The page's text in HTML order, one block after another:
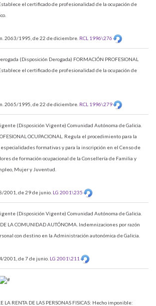
el certificado de profesionalidad de la ocupación de
2063/1995, de 22 de diciembre. RCL 1996\276
(Disposición Derogada) FORMACIÓN PROFESIONAL
el certificado de profesionalidad de la ocupación de
2065/1995, de 22 de diciembre. RCL 1996\279
(Disposición Vigente) Comunidad Autónoma de Galicia.
OCUPACIONAL. Regula el procedimiento para la
formativas y para la inscripción en el Censo de
de formación ocupacional de la Consellería de Familia y
Mujer y Juventud.
2001, de 29 de junio. LG 2001\235
(Disposición Vigente) Comunidad Autónoma de Galicia.
LA COMUNIDAD AUTÓNOMA. Indemnizaciones por razón
con destino en la Administración autonómica de Galicia.
2001, de 7 de junio. LG 2001\211
LA RENTA DE LAS PERSONAS FISICAS: Hecho imponible: